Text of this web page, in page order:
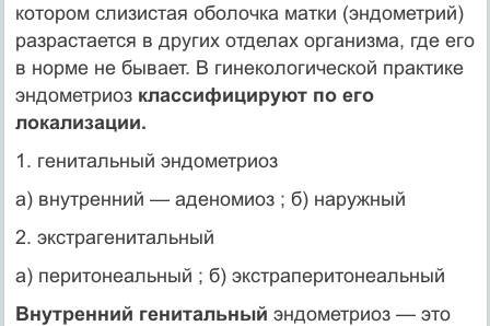
котором слизистая оболочка матки (эндометрий)
разрастается в других отделах организма, где его
в норме не бывает. В гинекологической практике
эндометриоз классифицируют по его
локализации.
1. генитальный эндометриоз
а) внутренний — аденомиоз ; б) наружный
2. экстрагенитальный
а) перитонеальный ; б) экстраперитонеальный
Внутренний генитальный эндометриоз — это